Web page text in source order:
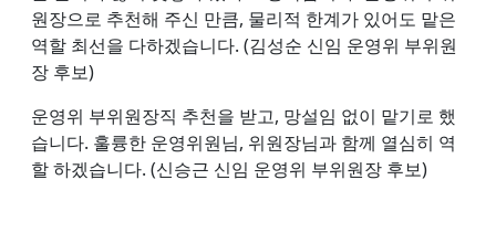
원장으로 추천해 주신 만큼, 물리적 한계가 있어도 맡은
역할 최선을 다하겠습니다. (김성순 신임 운영위 부위원
장 후보)
운영위 부위원장직 추천을 받고, 망설임 없이 맡기로 했
습니다. 훌륭한 운영위원님, 위원장님과 함께 열심히 역
할 하겠습니다. (신승근 신임 운영위 부위원장 후보)